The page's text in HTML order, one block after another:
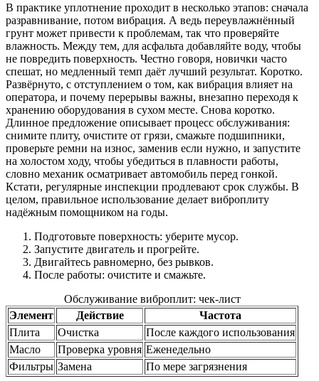
В практике уплотнение проходит в несколько этапов: сначала
разравнивание, потом вибрация. А ведь переувлажнённый
грунт может привести к проблемам, так что проверяйте
влажность. Между тем, для асфальта добавляйте воду, чтобы
не повредить поверхность. Честно говоря, новички часто
спешат, но медленный темп даёт лучший результат. Коротко.
Развёрнуто, с отступлением о том, как вибрация влияет на
оператора, и почему перерывы важны, внезапно переходя к
хранению оборудования в сухом месте. Снова коротко.
Длинное предложение описывает процесс обслуживания:
снимите плиту, очистите от грязи, смажьте подшипники,
проверьте ремни на износ, заменив если нужно, и запустите
на холостом ходу, чтобы убедиться в плавности работы,
словно механик осматривает автомобиль перед гонкой.
Кстати, регулярные инспекции продлевают срок службы. В
целом, правильное использование делает виброплиту
надёжным помощником на годы.
Подготовьте поверхность: уберите мусор.
Запустите двигатель и прогрейте.
Двигайтесь равномерно, без рывков.
После работы: очистите и смажьте.
Обслуживание виброплит: чек-лист
Элемент
Действие
Частота
Плита
Очистка
После каждого использования
Масло
Проверка уровня Еженедельно
Фильтры Замена По мере загрязнения